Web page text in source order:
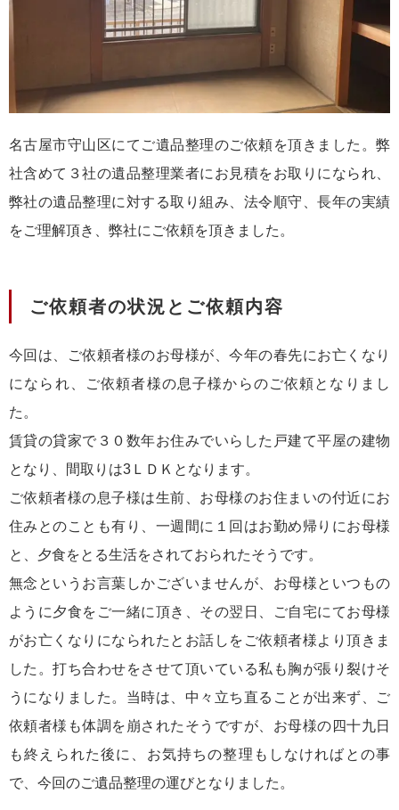
名古屋市守山区にてご遺品整理のご依頼を頂きました。弊
社含めて３社の遺品整理業者にお見積をお取りになられ、
弊社の遺品整理に対する取り組み、法令順守、長年の実績
をご理解頂き、弊社にご依頼を頂きました。
ご依頼者の状況とご依頼内容
今回は、ご依頼者様のお母様が、今年の春先にお亡くなり
になられ、ご依頼者様の息子様からのご依頼となりまし
た。
賃貸の貸家で３０数年お住みでいらした戸建て平屋の建物
となり、間取りは3ＬＤＫとなります。
ご依頼者様の息子様は生前、お母様のお住まいの付近にお
住みとのことも有り、一週間に１回はお勤め帰りにお母様
と、夕食をとる生活をされておられたそうです。
無念というお言葉しかございませんが、お母様といつもの
ように夕食をご一緒に頂き、その翌日、ご自宅にてお母様
がお亡くなりになられたとお話しをご依頼者様より頂きま
した。打ち合わせをさせて頂いている私も胸が張り裂けそ
うになりました。当時は、中々立ち直ることが出来ず、ご
依頼者様も体調を崩されたそうですが、お母様の四十九日
も終えられた後に、お気持ちの整理もしなければとの事
で、今回のご遺品整理の運びとなりました。